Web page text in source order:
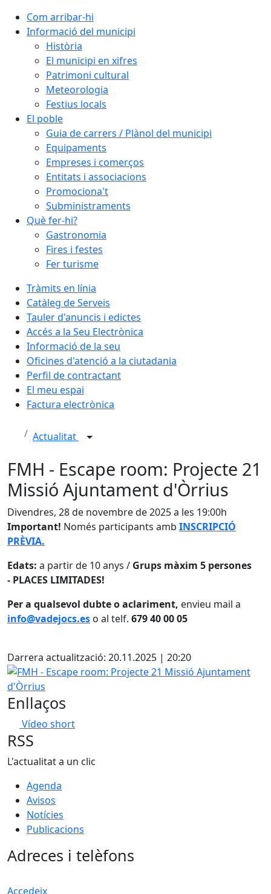
Com arribar-hi
Informació del municipi
Història
El municipi en xifres
Patrimoni cultural
Meteorologia
Festius locals
El poble
Guia de carrers / Plànol del municipi
Equipaments
Empreses i comerços
Entitats i associacions
Promociona't
Subministraments
Què fer-hi?
Gastronomia
Fires i festes
Fer turisme
Tràmits en línia
Catàleg de Serveis
Tauler d'anuncis i edictes
Accés a la Seu Electrònica
Informació de la seu
Oficines d'atenció a la ciutadania
Perfil de contractant
El meu espai
Factura electrònica
Actualitat
FMH - Escape room: Projecte 21
Missió Ajuntament d'Òrrius
Divendres, 28 de novembre de 2025 a les 19:00h
Important! Només participants amb INSCRIPCIÓ
PRÈVIA.
Edats: a partir de 10 anys / Grups màxim 5 persones
- PLACES LIMITADES!
Per a qualsevol dubte o aclariment, envieu mail a
info@vadejocs.es o al telf. 679 40 00 05
Darrera actualització: 20.11.2025 | 20:20
FMH - Escape room: Projecte 21 Missió Ajuntament
Enllaços
Vídeo short
RSS
L'actualitat a un clic
Agenda
Avisos
Notícies
Publicacions
Adreces i telèfons
Accedeix